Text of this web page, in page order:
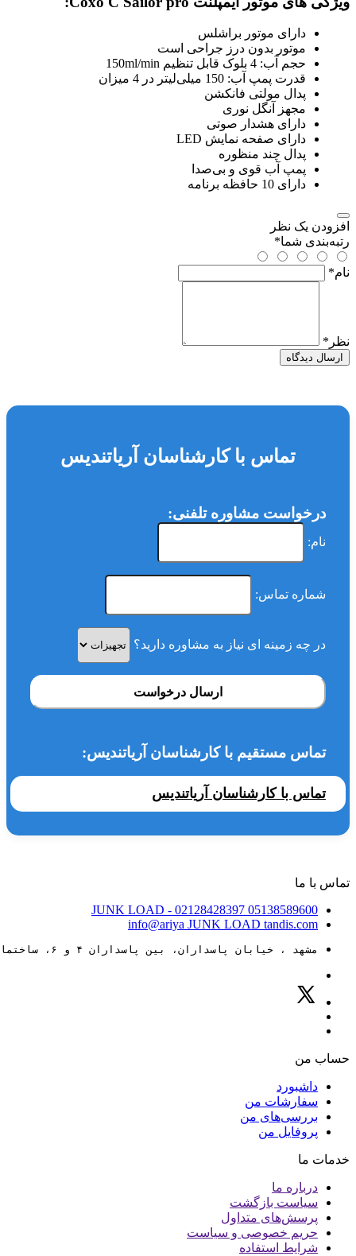
دارای موتور براشلس
موتور بدون درز جراحی است
حجم آب: 4 بلوک قابل تنظیم 150ml/min
قدرت پمپ آب: 150 میلی‌لیتر در 4 میزان
پدال مولتی فانکشن
مجهز آنگل نوری
دارای هشدار صوتی
دارای صفحه نمایش LED
پدال چند منظوره
پمپ آب قوی و بی‌صدا
دارای 10 حافظه برنامه
افزودن یک نظر
رتبه‌بندی شما*
نام*
نظر *
ارسال دیدگاه
تماس با کارشناسان آریاتندیس
درخواست مشاوره تلفنی:
نام:
شماره تماس:
در چه زمینه ای نیاز به مشاوره دارید؟
ارسال درخواست
تماس مستقیم با کارشناسان آریاتندیس:
تماس با کارشناسان آریاتندیس
تماس با ما
05138589600
JUNK LOAD - 02128428397
info@ariya JUNK LOAD tandis.com
مشهد ، خیابان پاسداران، بین پاسداران ۴ و ۶، ساختمان ۸۸
حساب من
داشبورد
سفارشات من
بررسی‌های من
پروفایل من
خدمات ما
درباره ما
سیاست بازگشت
پرسش‌های متداول
حریم خصوصی و سیاست
شرایط استفاده